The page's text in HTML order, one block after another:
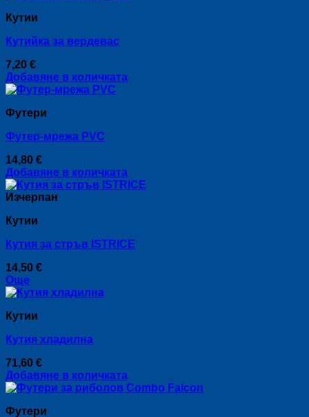
has
variants.
options
may
be
on
the
product
page
Кутии
Кутийка за вердевас
7,20 €
Добавяне в количката
Футери
Футер-мрежа PVC
14,80 €
Добавяне в количката
Изчерпан
Кутии
Кутия за стръв ISTRICE
14,50 €
Още
Кутии
Кутия хладилна
71,60 €
Добавяне в количката
Футери